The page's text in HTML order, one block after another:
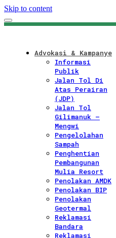
Skip to content
Advokasi & Kampanye
Informasi
Publik
Jalan Tol Di
Atas Perairan
(JDP)
Jalan Tol
Gilimanuk –
Mengwi
Pengelolahan
Sampah
Penghentian
Pembangunan
Mulia Resort
Penolakan AMDK
Penolakan BIP
Penolakan
Geotermal
Reklamasi
Bandara
Reklamasi